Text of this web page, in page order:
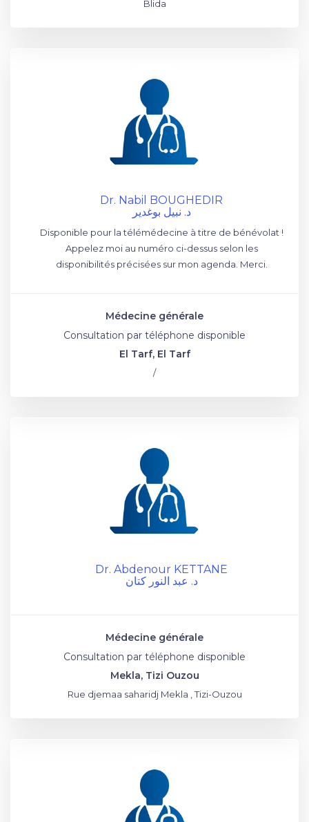
Blida
Dr. Nabil BOUGHEDIR
د. نبيل بوغدير
Disponible pour la télémédecine à titre de bénévolat !
Appelez moi au numéro ci-dessus selon les
disponibilités précisées sur mon agenda. Merci.
Médecine générale
Consultation par téléphone disponible
El Tarf, El Tarf
/
Dr. Abdenour KETTANE
د. عبد النور كتان
Médecine générale
Consultation par téléphone disponible
Mekla, Tizi Ouzou
Rue djemaa saharidj Mekla , Tizi-Ouzou